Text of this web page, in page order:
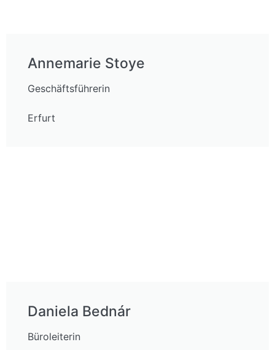
Annemarie Stoye
Geschäftsführerin
Erfurt
Daniela Bednár
Büroleiterin